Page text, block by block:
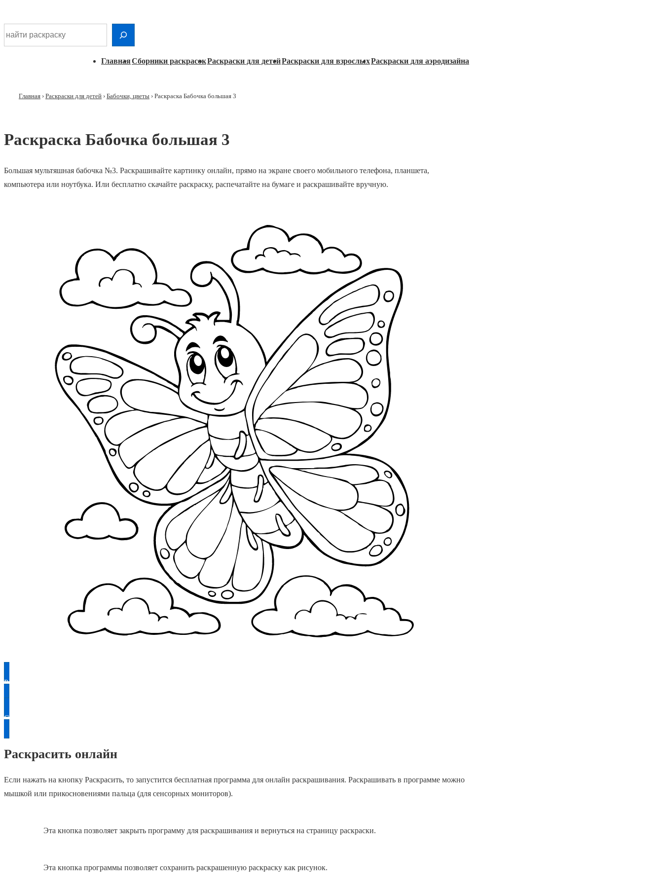
Перейти
к
ГлавнаяСборники раскрасокРаскраски для детейРаскраски для взрослыхРаскраски для аэродизайна
Главная › Раскраски для детей › Бабочки, цветы › Раскраска Бабочка большая 3
Раскраска Бабочка большая 3
Большая мультяшная бабочка №3. Раскрашивайте картинку онлайн, прямо на экране своего мобильного телефона, планшета,
компьютера или ноутбука. Или бесплатно скачайте раскраску, распечатайте на бумаге и раскрашивайте вручную.
Раскрасить
Скачать
Раскрасить онлайн
Если нажать на кнопку Раскрасить, то запустится бесплатная программа для онлайн раскрашивания. Раскрашивать в программе можно
мышкой или прикосновениями пальца (для сенсорных мониторов).
Эта кнопка позволяет закрыть программу для раскрашивания и вернуться на страницу раскраски.
Эта кнопка программы позволяет сохранить раскрашенную раскраску как рисунок.